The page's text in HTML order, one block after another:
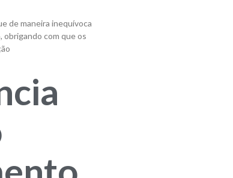
de maneira inequívoca
obrigando com que os